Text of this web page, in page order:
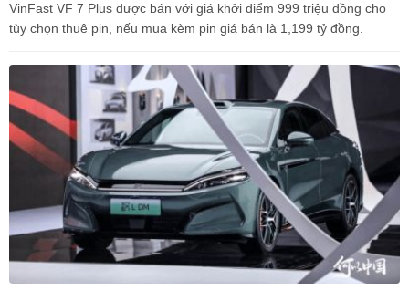
VinFast VF 7 Plus được bán với giá khởi điểm 999 triệu đồng cho
tùy chọn thuê pin, nếu mua kèm pin giá bán là 1,199 tỷ đồng.